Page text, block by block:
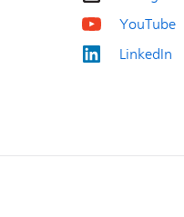
YouTube
LinkedIn